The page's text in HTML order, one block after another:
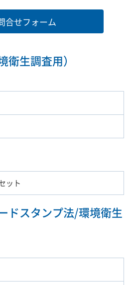
合せフォーム
生調査用）
ット
ドスタンプ法/環境衛生